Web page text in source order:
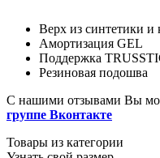
Верх из синтетики и
Амортизация GEL
Поддержка
Резиновая подошва
С нашими отзывами Вы
группе Вконтакте
Товары из категории